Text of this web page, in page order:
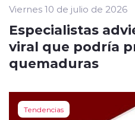
Viernes 10 de julio de 2026
Especialistas
viral que podría
quemaduras
Tendencias